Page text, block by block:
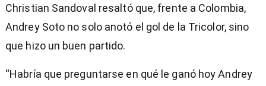
Christian Sandoval resaltó que, frente a Colombia,
Andrey Soto no solo anotó el gol de la Tricolor, sino
que hizo un buen partido.
“Habría que preguntarse en qué le ganó hoy Andrey